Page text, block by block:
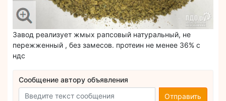
Завод реализует жмых рапсовый натуральный, не
пережженный , без замесов. протеин не менее 36% с
ндс
Сообщение автору объявления
Отправить